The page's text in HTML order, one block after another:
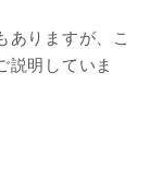
りますが、こ
説明していま